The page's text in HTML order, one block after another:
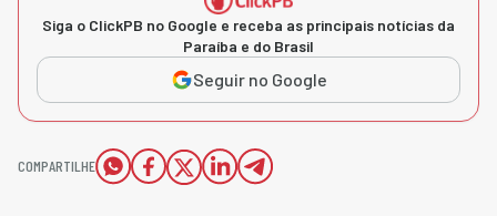
Siga o ClickPB no Google e receba as principais notícias da
Paraíba e do Brasil
Seguir no Google
COMPARTILHE